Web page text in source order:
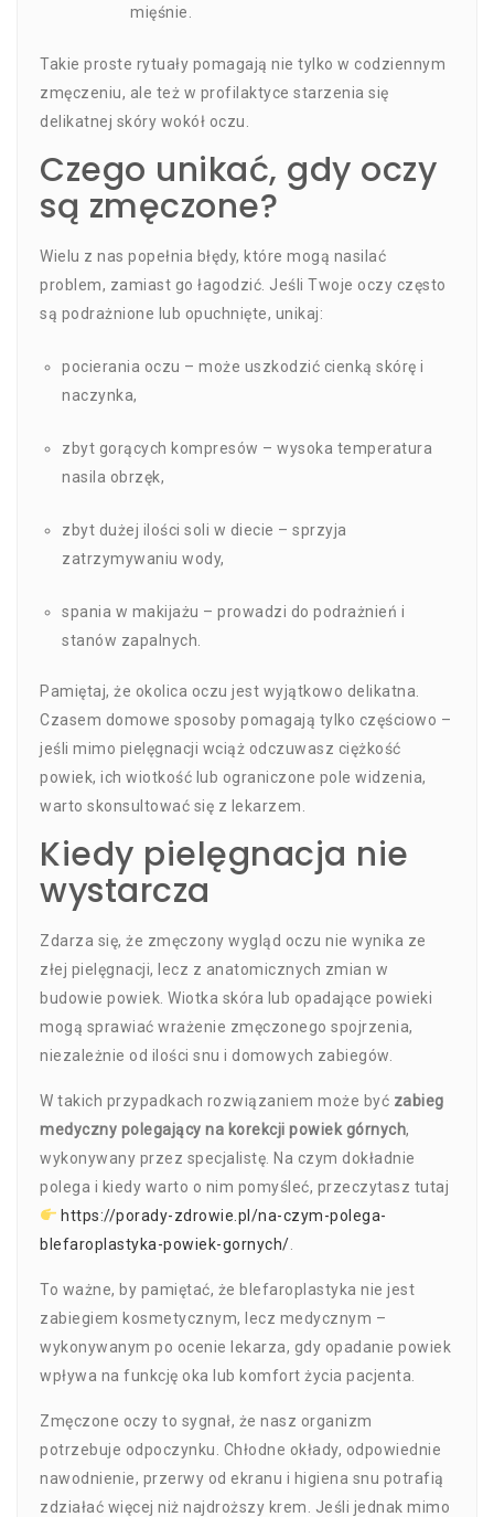
mięśnie.
Takie proste rytuały pomagają nie tylko w codziennym
zmęczeniu, ale też w profilaktyce starzenia się
delikatnej skóry wokół oczu.
Czego unikać, gdy oczy
są zmęczone?
Wielu z nas popełnia błędy, które mogą nasilać
problem, zamiast go łagodzić. Jeśli Twoje oczy często
są podrażnione lub opuchnięte, unikaj:
pocierania oczu – może uszkodzić cienką skórę i
naczynka,
zbyt gorących kompresów – wysoka temperatura
nasila obrzęk,
zbyt dużej ilości soli w diecie – sprzyja
zatrzymywaniu wody,
spania w makijażu – prowadzi do podrażnień i
stanów zapalnych.
Pamiętaj, że okolica oczu jest wyjątkowo delikatna.
Czasem domowe sposoby pomagają tylko częściowo –
jeśli mimo pielęgnacji wciąż odczuwasz ciężkość
powiek, ich wiotkość lub ograniczone pole widzenia,
warto skonsultować się z lekarzem.
Kiedy pielęgnacja nie
wystarcza
Zdarza się, że zmęczony wygląd oczu nie wynika ze
złej pielęgnacji, lecz z anatomicznych zmian w
budowie powiek. Wiotka skóra lub opadające powieki
mogą sprawiać wrażenie zmęczonego spojrzenia,
niezależnie od ilości snu i domowych zabiegów.
W takich przypadkach rozwiązaniem może być zabieg
medyczny polegający na korekcji powiek górnych,
wykonywany przez specjalistę. Na czym dokładnie
polega i kiedy warto o nim pomyśleć, przeczytasz tutaj
https://porady-zdrowie.pl/na-czym-polega-
blefaroplastyka-powiek-gornych/
To ważne, by pamiętać, że blefaroplastyka nie jest
zabiegiem kosmetycznym, lecz medycznym –
wykonywanym po ocenie lekarza, gdy opadanie powiek
wpływa na funkcję oka lub komfort życia pacjenta.
Zmęczone oczy to sygnał, że nasz organizm
potrzebuje odpoczynku. Chłodne okłady, odpowiednie
nawodnienie, przerwy od ekranu i higiena snu potrafią
zdziałać więcej niż najdroższy krem. Jeśli jednak mimo